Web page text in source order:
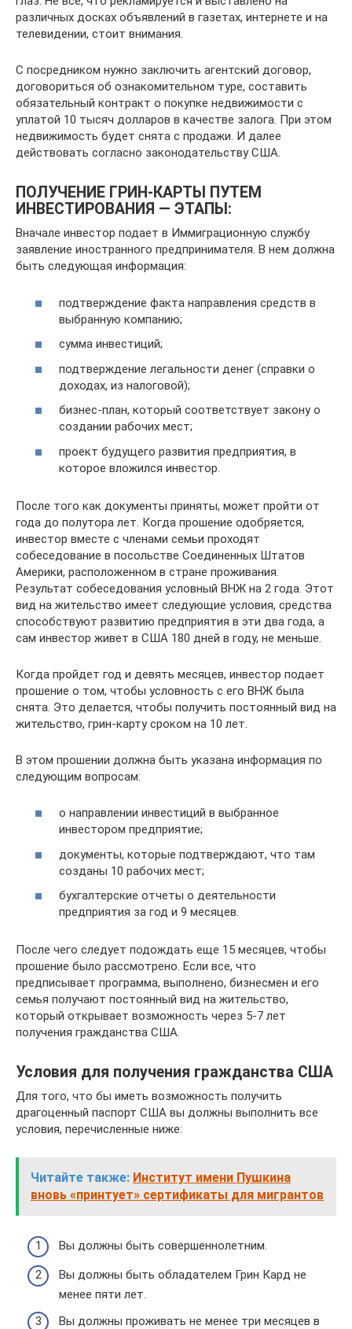
различных досках объявлений в газетах, интернете и на
телевидении, стоит внимания.
С посредником нужно заключить агентский договор,
договориться об ознакомительном туре, составить
обязательный контракт о покупке недвижимости с
уплатой 10 тысяч долларов в качестве залога. При этом
недвижимость будет снята с продажи. И далее
действовать согласно законодательству США.
ПОЛУЧЕНИЕ ГРИН-КАРТЫ ПУТЕМ
ИНВЕСТИРОВАНИЯ — ЭТАПЫ:
Вначале инвестор подает в Иммиграционную службу
заявление иностранного предпринимателя. В нем должна
быть следующая информация:
подтверждение факта направления средств в
выбранную компанию;
сумма инвестиций;
подтверждение легальности денег (справки о
доходах, из налоговой);
бизнес-план, который соответствует закону о
создании рабочих мест;
проект будущего развития предприятия, в
которое вложился инвестор.
После того как документы приняты, может пройти от
года до полутора лет. Когда прошение одобряется,
инвестор вместе с членами семьи проходят
собеседование в посольстве Соединенных Штатов
Америки, расположенном в стране проживания.
Результат собеседования условный ВНЖ на 2 года. Этот
вид на жительство имеет следующие условия, средства
способствуют развитию предприятия в эти два года, а
сам инвестор живет в США 180 дней в году, не меньше.
Когда пройдет год и девять месяцев, инвестор подает
прошение о том, чтобы условность с его ВНЖ была
снята. Это делается, чтобы получить постоянный вид на
жительство, грин-карту сроком на 10 лет.
В этом прошении должна быть указана информация по
следующим вопросам:
о направлении инвестиций в выбранное
инвестором предприятие;
документы, которые подтверждают, что там
созданы 10 рабочих мест;
бухгалтерские отчеты о деятельности
предприятия за год и 9 месяцев.
После чего следует подождать еще 15 месяцев, чтобы
прошение было рассмотрено. Если все, что
предписывает программа, выполнено, бизнесмен и его
семья получают постоянный вид на жительство,
который открывает возможность через 5-7 лет
получения гражданства США.
Условия для получения гражданства США
Для того, что бы иметь возможность получить
драгоценный паспорт США вы должны выполнить все
условия, перечисленные ниже:
Читайте также: Институт имени Пушкина
вновь «принтует» сертификаты для мигрантов
Вы должны быть совершеннолетним.
Вы должны быть обладателем Грин Кард не
менее пяти лет.
Вы должны проживать не менее три месяцев в